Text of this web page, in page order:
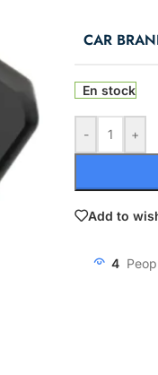
CAR
En stock
- +
Add to
4